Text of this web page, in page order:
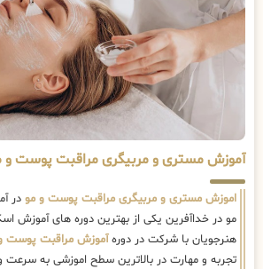
آموزش مستری و مربیگری مراقبت پوست و
اموزش مستری و مربیگری مراقبت پوست و مو در
مو در خداآفرین یکی از بهترین دوره های آموزش
هنرجویان با شرکت در دورهآموزش مراقبت پوست
تجربه و مهارت در بالاترین سطح اموزشی به سرعت